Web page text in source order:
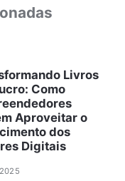
Livros
Como
Aproveitar o
dos
Digitais